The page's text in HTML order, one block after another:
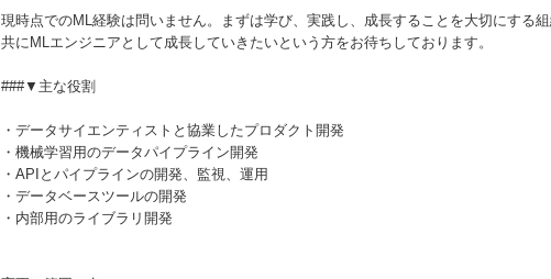
現時点でのML経験は問いません。まずは学び、実践し、成長することを大切にする
共にMLエンジニアとして成長していきたいという方をお待ちしております。
###▼主な役割
・データサイエンティストと協業したプロダクト開発
・機械学習用のデータパイプライン開発
・APIとパイプラインの開発、監視、運用
・データベースツールの開発
・内部用のライブラリ開発